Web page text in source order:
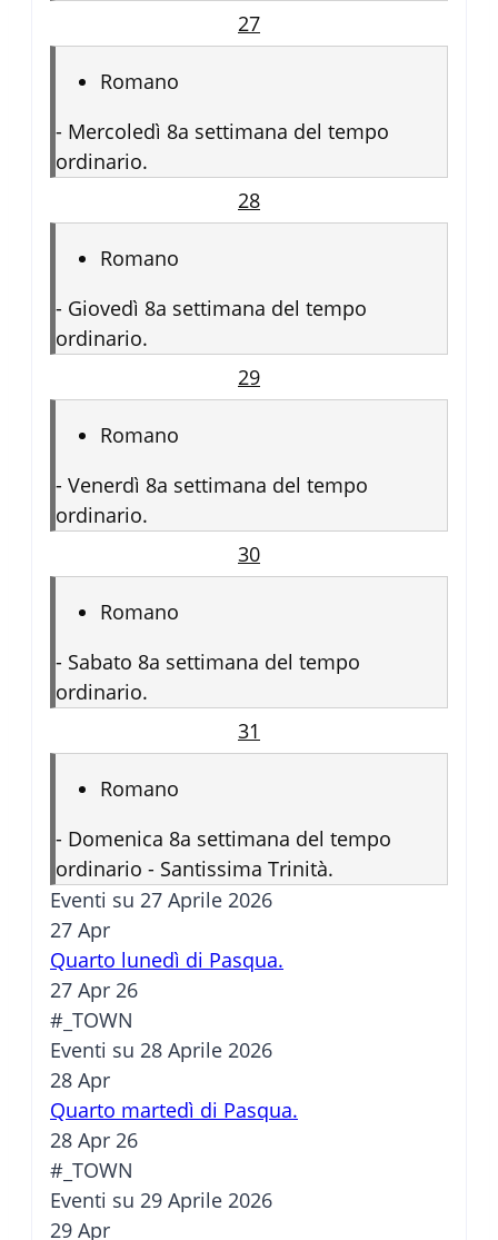
27
Romano
- Mercoledì 8a settimana del tempo
ordinario.
28
Romano
- Giovedì 8a settimana del tempo
ordinario.
29
Romano
- Venerdì 8a settimana del tempo
ordinario.
30
Romano
- Sabato 8a settimana del tempo
ordinario.
31
Romano
- Domenica 8a settimana del tempo
ordinario - Santissima Trinità.
Eventi su 27 Aprile 2026
27 Apr
Quarto lunedì di Pasqua.
27 Apr 26
#_TOWN
Eventi su 28 Aprile 2026
28 Apr
Quarto martedì di Pasqua.
28 Apr 26
#_TOWN
Eventi su 29 Aprile 2026
29 Apr